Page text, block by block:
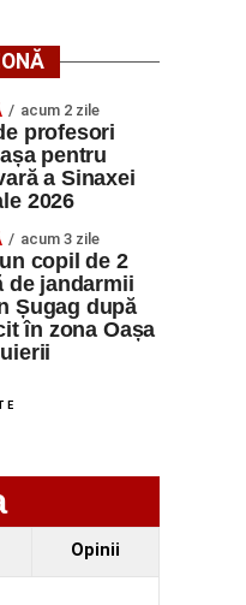
acum 2 zile
profesori
pentru
a Sinaxei
2026
acum 3 zile
copil de 2
de jandarmii
Șugag după
în zona Oașa
Opinii